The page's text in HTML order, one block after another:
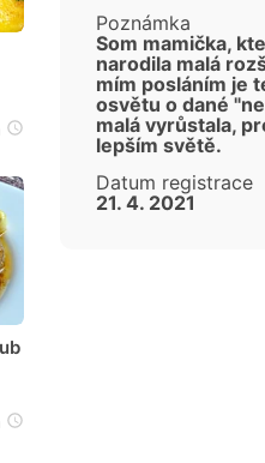
hodnocen
hodnocen
Poznámka
Som mamička,
narodila malá
mím posláním je
osvětu o dané
malá vyrůstala,
lepším světě.
Datum registrace
21. 4. 2021